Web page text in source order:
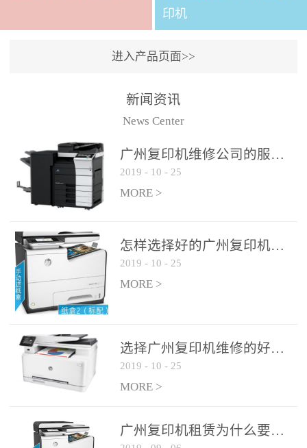
印机
进入产品页面>>
新闻资讯
News Center
广州复印机维修公司的服务如何?
2019 - 10 - 25
MORE >
怎样选择好的广州复印机维修公司?
2019 - 10 - 25
MORE >
选择广州复印机维修的好处有哪些?
2019 - 10 - 25
MORE >
广州复印机租赁为什么要选大平台